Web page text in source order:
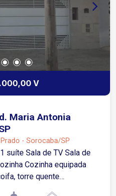
público nas
o deslocamento para
V
Maria Antonia
- Sorocaba/SP
suíte Sala de TV Sala de
Cozinha equipada